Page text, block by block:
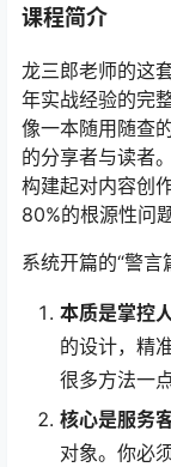
课程简介
龙三郎老师的这
年实战经验的完
像一本随用随查
的分享者与读者
构建起对内容创
80%的根源性问题
系统开篇的“警言
本质是掌控
的设计，精
很多方法一
核心是服务
对象。你必